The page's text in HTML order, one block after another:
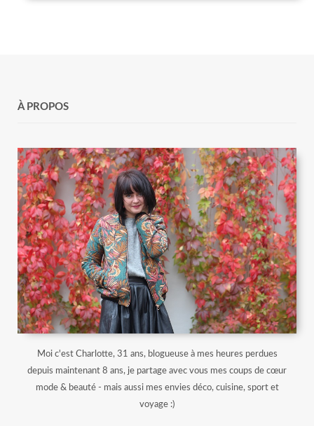
À PROPOS
Moi c'est Charlotte, 31 ans, blogueuse à mes heures perdues
depuis maintenant 8 ans, je partage avec vous mes coups de cœur
mode & beauté - mais aussi mes envies déco, cuisine, sport et
voyage :)